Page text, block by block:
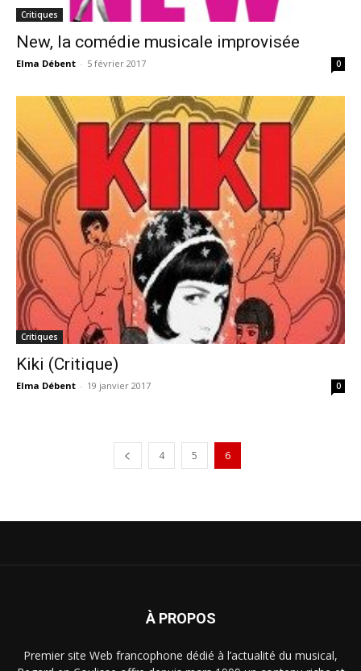
Critiques
New, la comédie musicale improvisée
Elma Débent - 5 février 2017 0
Critiques
Kiki (Critique)
Elma Débent - 19 janvier 2017 0
4 5 6
À PROPOS
Premier site Web francophone dédié à l’actualité du musical,